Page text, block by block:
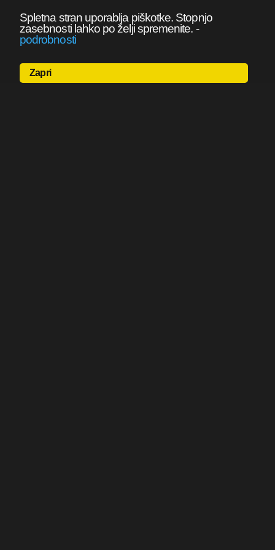
Spletna stran uporablja piškotke. Stopnjo
zasebnosti lahko po želji spremenite. -
podrobnosti
Zapri